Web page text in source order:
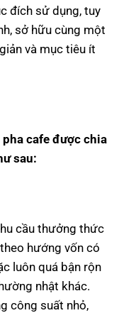
đích sử dụng, tuy
sở hữu cùng một
và mục tiêu ít
cafe được chia
sau:
cầu thưởng thức
hướng vốn có
luôn quá bận rộn
nhật khác.
công suất nhỏ,